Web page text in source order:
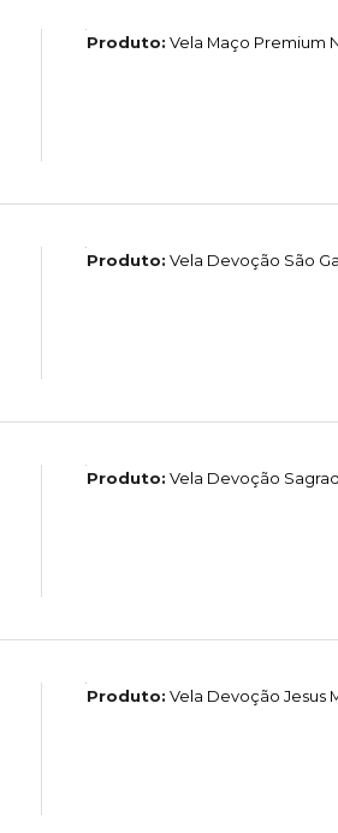
Produto: Vela Maço Premium
Produto: Vela Devoção São
Produto: Vela Devoção
Produto: Vela Devoção Jesus